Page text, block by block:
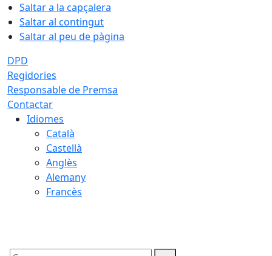
Saltar a la capçalera
Saltar al contingut
Saltar al peu de pàgina
DPD
Regidories
Responsable de Premsa
Contactar
Idiomes
Català
Castellà
Anglès
Alemany
Francès